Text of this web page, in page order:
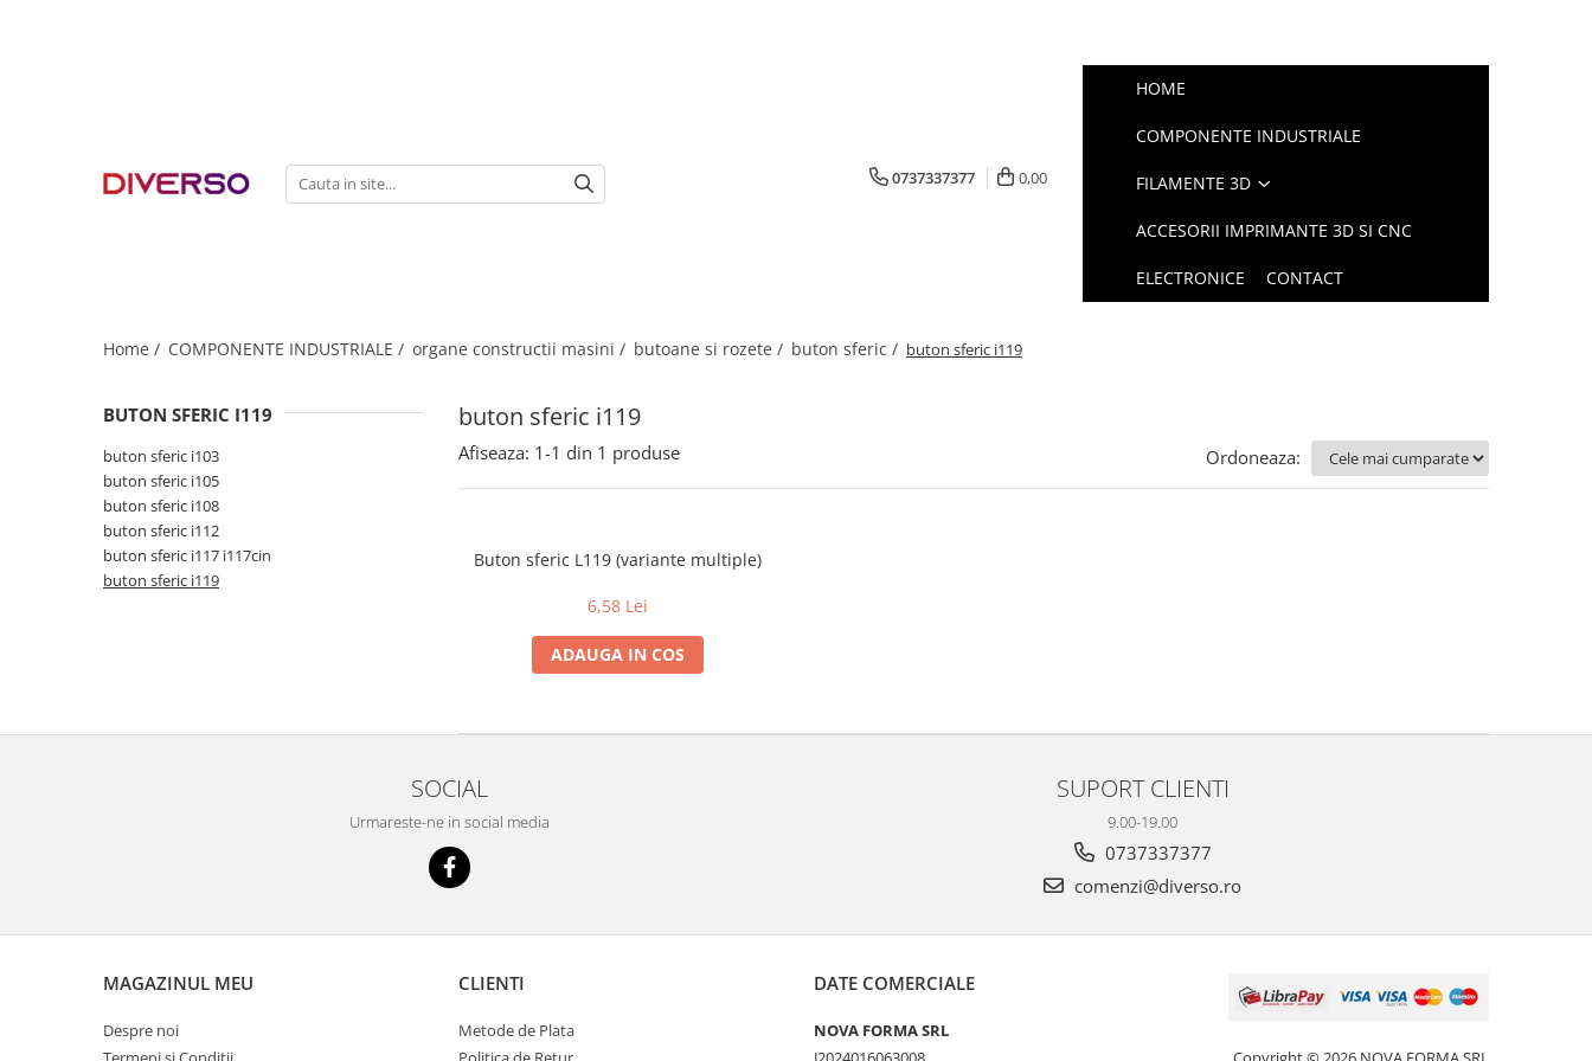
MULTIMATERIAL
0737337377 0,00
HOME
COMPONENTE INDUSTRIALE
FILAMENTE 3D
ACCESORII IMPRIMANTE 3D SI CNC
ELECTRONICE CONTACT
Home / COMPONENTE INDUSTRIALE / organe constructii masini / butoane si rozete / buton sferic / buton sferic i119
buton sferic i119
BUTON SFERIC I119
buton sferic i103
buton sferic i105
buton sferic i108
buton sferic i112
buton sferic i117 i117cin
buton sferic i119
Afiseaza: 1-1 din 1 produse Ordoneaza:
Buton sferic L119 (variante multiple)
6,58 Lei
ADAUGA IN COS
SOCIAL
Urmareste-ne in social media
SUPORT CLIENTI
9.00-19.00
0737337377
comenzi@diverso.ro
MAGAZINUL MEU
Despre noi
CLIENTI
Metode de Plata
DATE COMERCIALE
NOVA FORMA SRL